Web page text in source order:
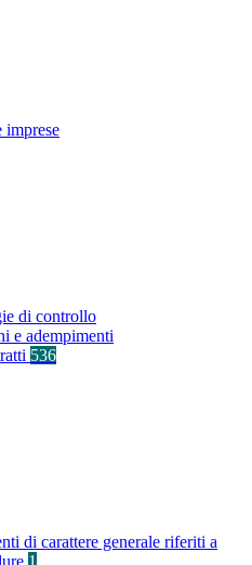
di controllo
e adempimenti
536
di carattere generale riferiti a